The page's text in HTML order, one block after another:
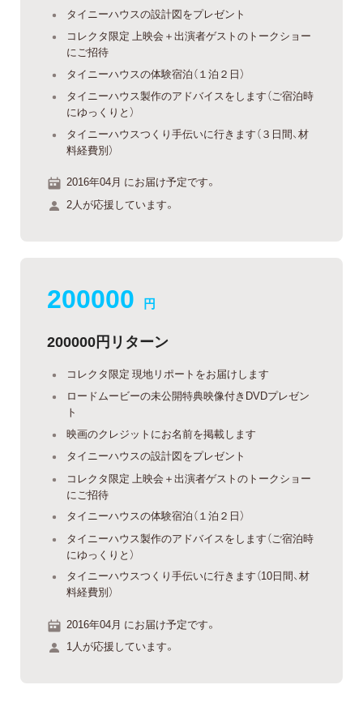
タイニーハウスの設計図をプレゼント
コレクタ限定 上映会＋出演者ゲストのトークショー
にご招待
タイニーハウスの体験宿泊（１泊２日）
タイニーハウス製作のアドバイスをします（ご宿泊時
にゆっくりと）
タイニーハウスつくり手伝いに行きます（３日間、材
料経費別）
2016年04月 にお届け予定です。
2人が応援しています。
200000 円
200000円リターン
コレクタ限定 現地リポートをお届けします
ロードムービーの未公開特典映像付きDVDプレゼン
ト
映画のクレジットにお名前を掲載します
タイニーハウスの設計図をプレゼント
コレクタ限定 上映会＋出演者ゲストのトークショー
にご招待
タイニーハウスの体験宿泊（１泊２日）
タイニーハウス製作のアドバイスをします（ご宿泊時
にゆっくりと）
タイニーハウスつくり手伝いに行きます（10日間、材
料経費別）
2016年04月 にお届け予定です。
1人が応援しています。